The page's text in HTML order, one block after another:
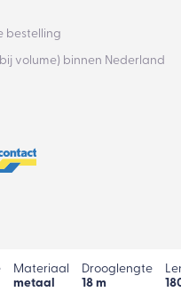
Materiaal
metaal
Drooglengte
18 m
bestelling
volume) binnen Nederland